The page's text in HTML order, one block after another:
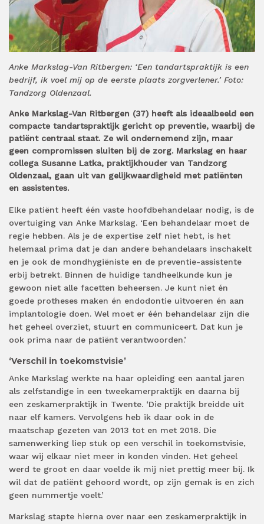
Anke Markslag-Van Ritbergen: ‘Een tandartspraktijk is een
bedrijf, ik voel mij op de eerste plaats zorgverlener.’ Foto:
Tandzorg Oldenzaal.
Anke Markslag-Van Ritbergen (37) heeft als ideaalbeeld een
compacte tandartspraktijk gericht op preventie, waarbij de
patiënt centraal staat. Ze wil ondernemend zijn, maar
geen compromissen sluiten bij de zorg. Markslag en haar
collega Susanne Latka, praktijkhouder van Tandzorg
Oldenzaal, gaan uit van gelijkwaardigheid met patiënten
en assistentes.
Elke patiënt heeft één vaste hoofdbehandelaar nodig, is de
overtuiging van Anke Markslag. ‘Een behandelaar moet de
regie hebben. Als je de expertise zelf niet hebt, is het
helemaal prima dat je dan andere behandelaars inschakelt
en je ook de mondhygiëniste en de preventie-assistente
erbij betrekt. Binnen de huidige tandheelkunde kun je
gewoon niet alle facetten beheersen. Je kunt niet én
goede protheses maken én endodontie uitvoeren én aan
implantologie doen. Wel moet er één behandelaar zijn die
het geheel overziet, stuurt en communiceert. Dat kun je
ook prima naar de patiënt verantwoorden.’
‘Verschil in toekomstvisie’
Anke Markslag werkte na haar opleiding een aantal jaren
als zelfstandige in een tweekamerpraktijk en daarna bij
een zeskamerpraktijk in Twente. ‘Die praktijk breidde uit
naar elf kamers. Vervolgens heb ik daar ook in de
maatschap gezeten van 2013 tot en met 2018. Die
samenwerking liep stuk op een verschil in toekomstvisie,
waar wij elkaar niet meer in konden vinden. Het geheel
werd te groot en daar voelde ik mij niet prettig meer bij. Ik
wil dat de patiënt gehoord wordt, op zijn gemak is en zich
geen nummertje voelt.’
Markslag stapte hierna over naar een zeskamerpraktijk in